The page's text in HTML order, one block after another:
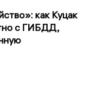
как Куцак
с ГИБДД,